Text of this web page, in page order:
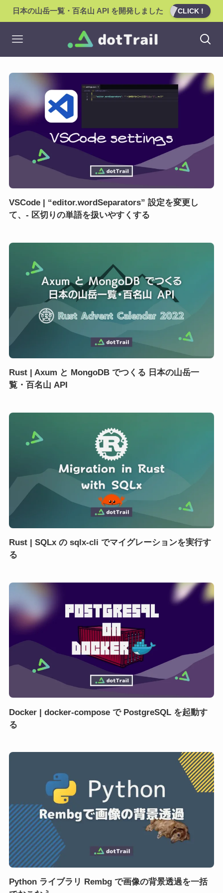
日本の山岳一覧・百名山 API を開発しました CLICK !
VSCode | “editor.wordSeparators” 設定を変更し
て、- 区切りの単語を扱いやすくする
Rust | Axum と MongoDB でつくる 日本の山岳一
覧・百名山 API
Rust | SQLx の sqlx-cli でマイグレーションを実行す
る
Docker | docker-compose で PostgreSQL を起動す
る
Python ライブラリ Rembg で画像の背景透過を一括